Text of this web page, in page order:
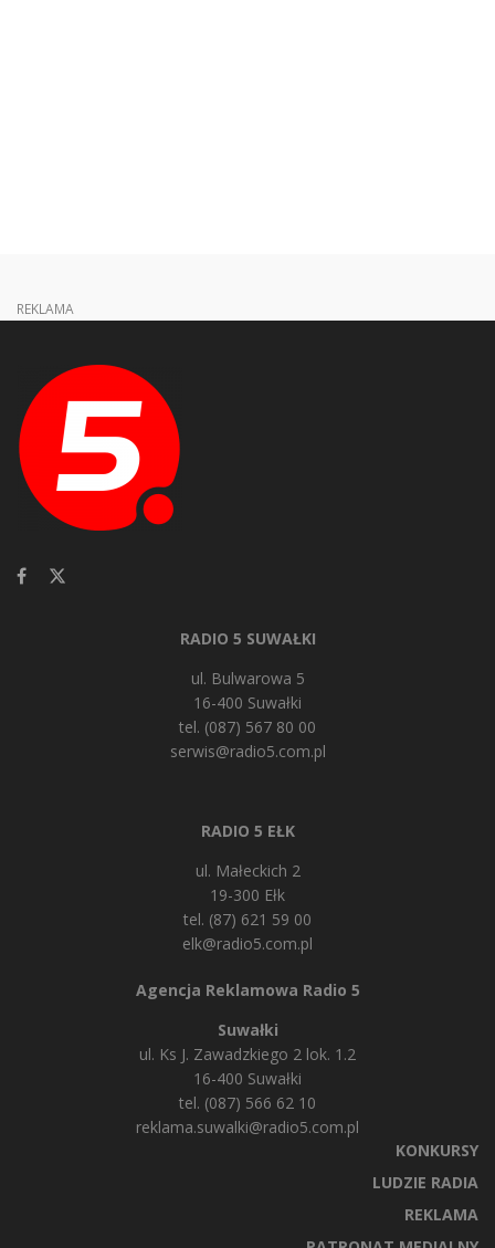
REKLAMA
RADIO 5 SUWAŁKI
ul. Bulwarowa 5
16-400 Suwałki
tel. (087) 567 80 00
serwis@radio5.com.pl
RADIO 5 EŁK
ul. Małeckich 2
19-300 Ełk
tel. (87) 621 59 00
elk@radio5.com.pl
Agencja Reklamowa Radio 5
Suwałki
ul. Ks J. Zawadzkiego 2 lok. 1.2
16-400 Suwałki
tel. (087) 566 62 10
reklama.suwalki@radio5.com.pl
KONKURSY
LUDZIE RADIA
REKLAMA